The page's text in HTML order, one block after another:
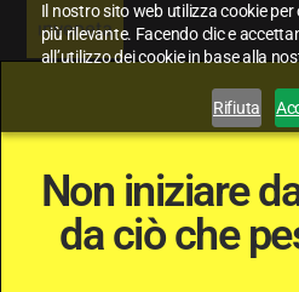
Il nostro sito web utilizza cookie per
più rilevante. Facendo clic e
all’utilizzo dei cookie in base alla
Rifiuta
Non iniziare
da ciò che